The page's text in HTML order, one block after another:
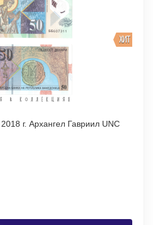
ХИТ
г. Архангел Гавриил UNC